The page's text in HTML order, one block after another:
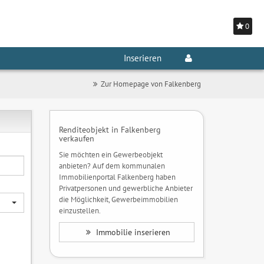
0
Inserieren
Zur Homepage von Falkenberg
Renditeobjekt in Falkenberg
verkaufen
Sie möchten ein Gewerbeobjekt
anbieten? Auf dem kommunalen
Immobilienportal Falkenberg haben
Privatpersonen und gewerbliche Anbieter
die Möglichkeit, Gewerbeimmobilien
einzustellen.
Immobilie inserieren